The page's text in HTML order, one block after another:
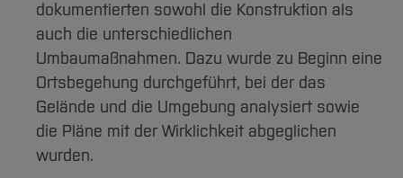
dokumentierten sowohl die Konstruktion als
auch die unterschiedlichen
Umbaumaßnahmen. Dazu wurde zu Beginn eine
Ortsbegehung durchgeführt, bei der das
Gelände und die Umgebung analysiert sowie
die Pläne mit der Wirklichkeit abgeglichen
wurden.